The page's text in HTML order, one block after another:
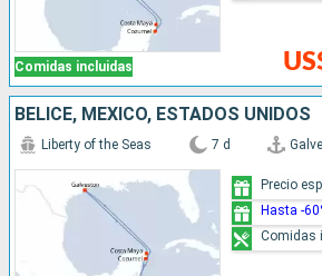
Comidas incluidas
BELICE, MÉXICO, ESTADOS UNIDOS
Liberty of the Seas 7 d
Precio
Hasta -
Comidas